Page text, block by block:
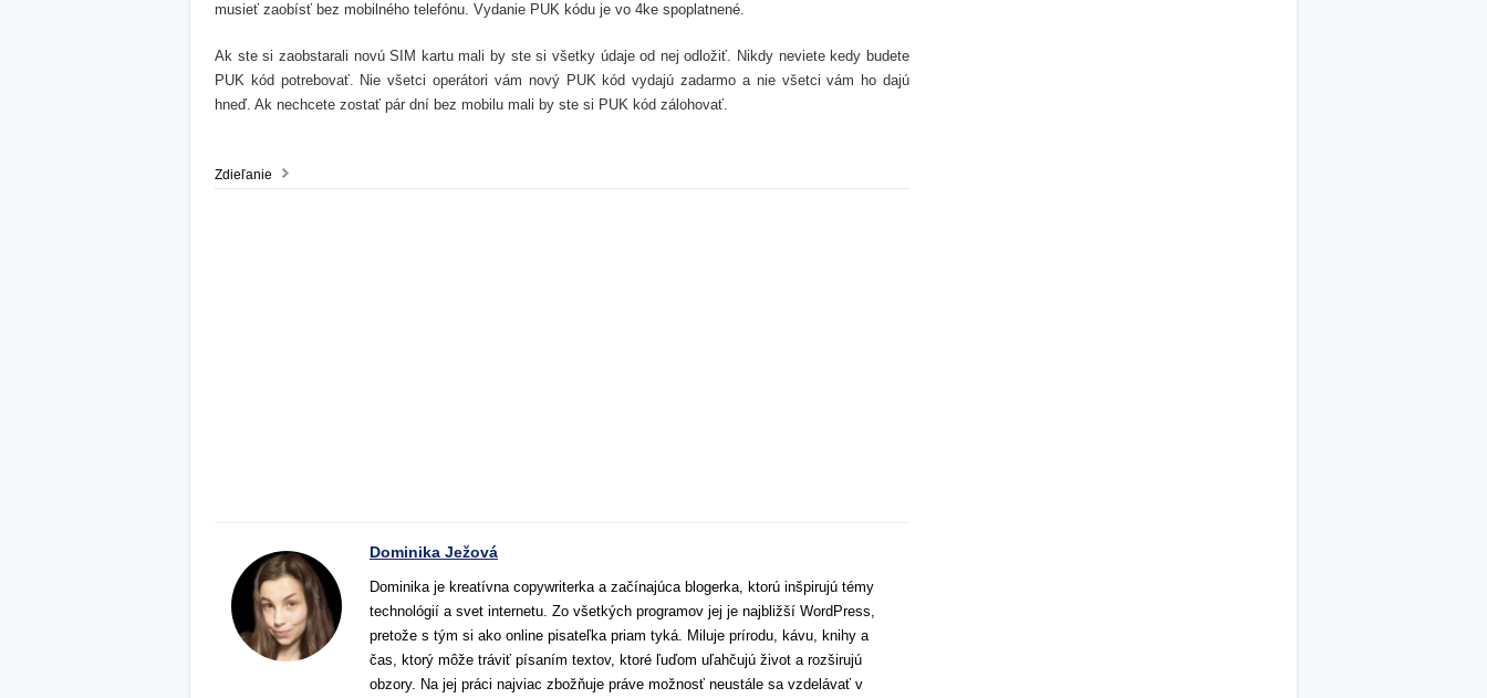
musieť zaobísť bez mobilného telefónu. Vydanie PUK kódu je vo 4ke spoplatnené.
Ak ste si zaobstarali novú SIM kartu mali by ste si všetky údaje od nej odložiť. Nikdy neviete kedy budete
PUK kód potrebovať. Nie všetci operátori vám nový PUK kód vydajú zadarmo a nie všetci vám ho dajú
hneď. Ak nechcete zostať pár dní bez mobilu mali by ste si PUK kód zálohovať.
Zdieľanie
Dominika Ježová
Dominika je kreatívna copywriterka a začínajúca blogerka, ktorú inšpirujú témy
technológií a svet internetu. Zo všetkých programov jej je najbližší WordPress,
pretože s tým si ako online pisateľka priam tyká. Miluje prírodu, kávu, knihy a
čas, ktorý môže tráviť písaním textov, ktoré ľuďom uľahčujú život a rozširujú
obzory. Na jej práci najviac zbožňuje práve možnosť neustále sa vzdelávať v